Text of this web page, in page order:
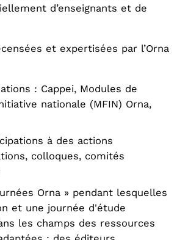
d’enseignants et de
et expertisées par l’Orna
: Cappei, Modules de
nationale (MFIN) Orna,
à des actions
colloques, comités
Orna » pendant lesquelles
et une journée d'étude
les champs des ressources